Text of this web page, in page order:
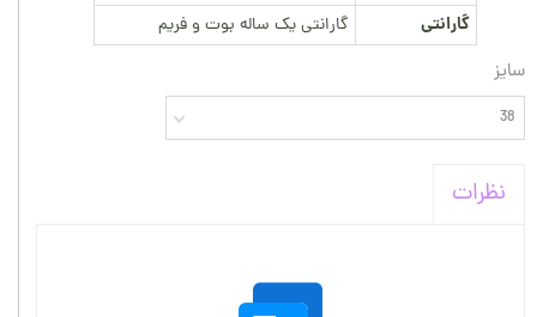
گارانتی گارانتی یک ساله بوت و فریم
سایز
38
نظرات